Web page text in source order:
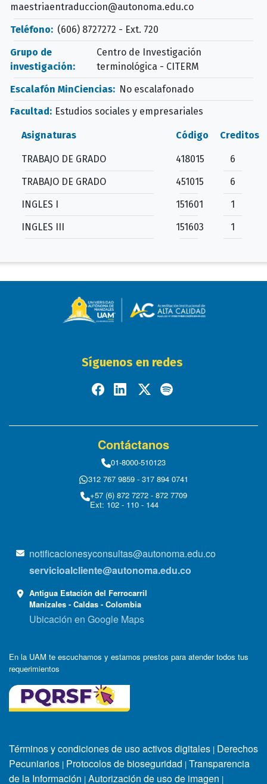
maestriaentraduccion@autonoma.edu.co
Teléfono: (606) 8727272 - Ext. 720
Grupo de
investigación:
Centro de Investigación
terminológica - CITERM
Escalafón MinCiencias: No escalafonado
Facultad: Estudios sociales y empresariales
Asignaturas Código Creditos
TRABAJO DE GRADO 418015
6
TRABAJO DE GRADO
451015
6
INGLES I
151601
1
INGLES III
151603 1
Síguenos en redes
Contáctanos
01-8000-510123
312 767 9859 - 317 894 0741
+57 (6) 872 7272 - 872 7709
Ext: 102 - 110 - 144
notificacionesyconsultas@autonoma.edu.co
servicioalcliente@autonoma.edu.co
Antigua Estación del Ferrocarril
Manizales - Caldas - Colombia
Ubicación en Google Maps
En la UAM te escuchamos y estamos prestos para atender todos tus
requerimientos
Términos y condiciones de uso activos digitales | Derechos
Pecuniarios | Protocolos de bioseguridad | Transparencia
de la Información | Autorización de uso de imagen |